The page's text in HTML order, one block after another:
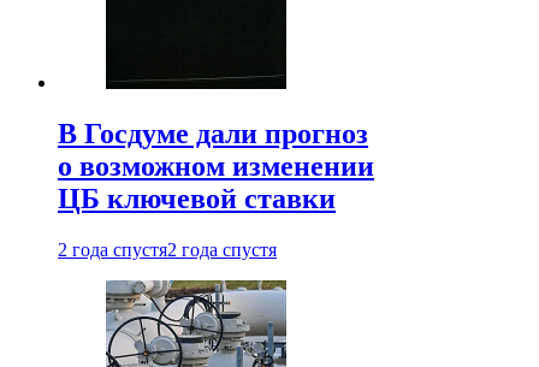
В Госдуме дали прогноз
о возможном изменении
ЦБ ключевой ставки
2 года спустя2 года спустя